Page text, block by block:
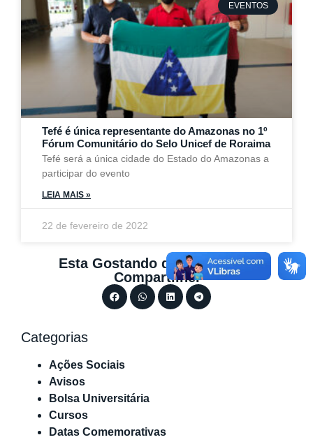
EVENTOS
Tefé é única representante do Amazonas no 1º
Fórum Comunitário do Selo Unicef de Roraima
Tefé será a única cidade do Estado do Amazonas a
participar do evento
LEIA MAIS »
22 de fevereiro de 2022
Esta Gostando do Conteúdo?
Compartilhe.
Categorias
Ações Sociais
Avisos
Bolsa Universitária
Cursos
Datas Comemorativas